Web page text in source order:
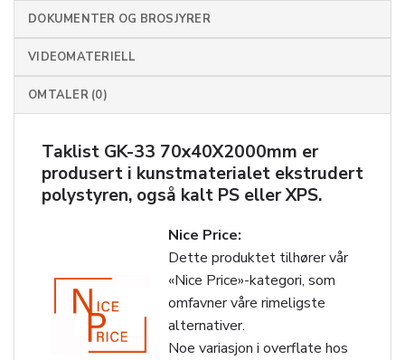
DOKUMENTER OG BROSJYRER
VIDEOMATERIELL
OMTALER (0)
Taklist GK-33 70x40X2000mm er
produsert i kunstmaterialet ekstrudert
polystyren, også kalt PS eller XPS.
Nice Price:
Dette produktet tilhører vår
«Nice Price»-kategori, som
omfavner våre rimeligste
alternativer.
Noe variasjon i overflate hos